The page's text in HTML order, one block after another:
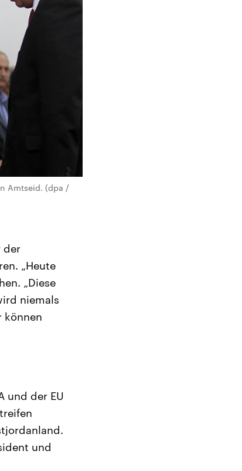
Amtseid. (dpa /
der
„Heute
„Diese
niemals
können
und der EU
und